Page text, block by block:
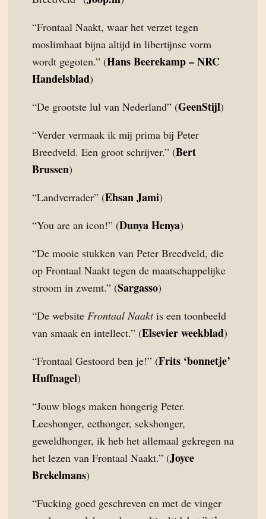
“Frontaal Naakt, waar het verzet tegen
moslimhaat bijna altijd in libertijnse vorm
wordt gegoten.” (Hans Beerekamp – NRC
Handelsblad)
“De grootste lul van Nederland” (GeenStijl)
“Verder vermaak ik mij prima bij Peter
Breedveld. Een groot schrijver.” (Bert
Brussen)
“Landverrader” (Ehsan Jami)
“You are an icon!” (Dunya Henya)
“De mooie stukken van Peter Breedveld, die
op Frontaal Naakt tegen de maatschappelijke
stroom in zwemt.” (Sargasso)
“De website Frontaal Naaktis een toonbeeld
van smaak en intellect.” (Elsevier weekblad)
“Frontaal Gestoord ben je!” (Frits ‘bonnetje’
Huffnagel)
“Jouw blogs maken hongerig Peter.
Leeshonger, eethonger, sekshonger,
geweldhonger, ik heb het allemaal gekregen na
het lezen van Frontaal Naakt.” (Joyce
Brekelmans)
“Fucking goed geschreven en met de vinger